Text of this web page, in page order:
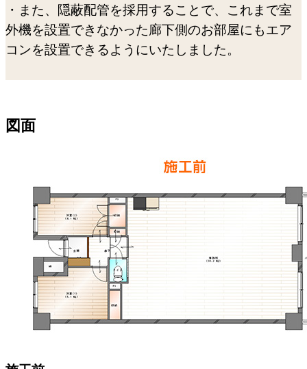
・また、隠蔽配管を採用することで、これまで室
外機を設置できなかった廊下側のお部屋にもエア
コンを設置できるようにいたしました。
図面